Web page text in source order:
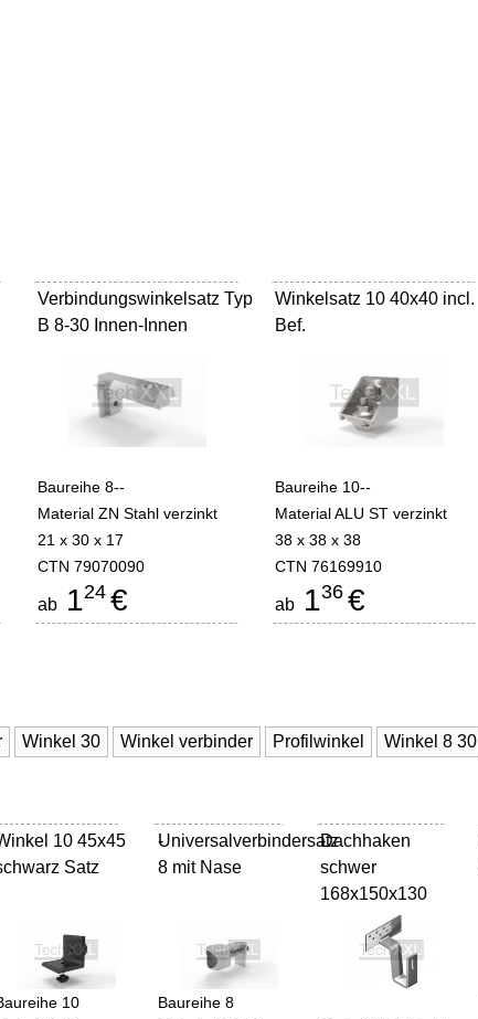
Verbindungswinkelsatz Typ
B 8-30 Innen-Innen
Baureihe 8--
Material ZN Stahl verzinkt
21 x 30 x 17
CTN 79070090
ab 124 €
Winkelsatz 10 40x40 incl.
Bef.
Baureihe 10--
Material ALU ST verzinkt
38 x 38 x 38
CTN 76169910
ab 136 €
Winkel 30 Winkel verbinder Profilwinkel Winkel 8 30
10 45x45
Satz
10
Universalverbindersatz
8 mit Nase
-
Baureihe 8
Dachhaken
schwer
168x150x130
-